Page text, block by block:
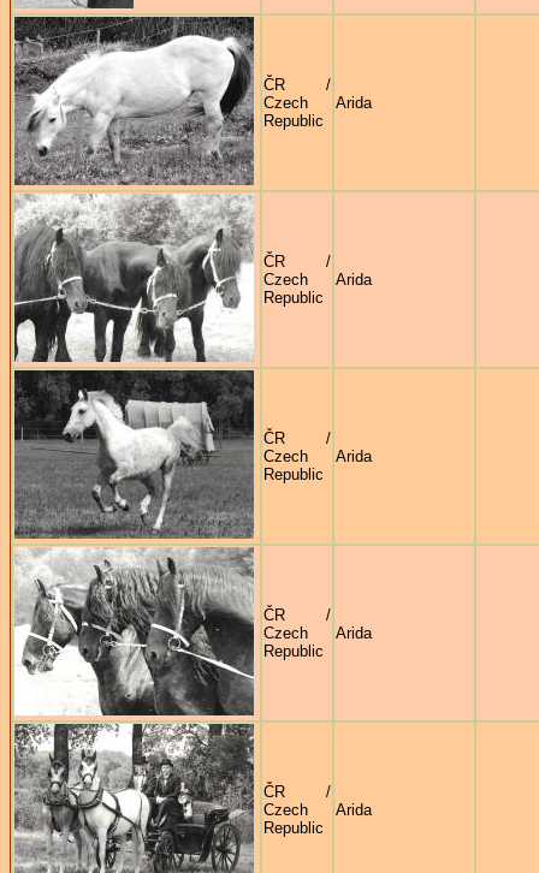
ČR /
Czech
Republic
Arida
ČR /
Czech
Republic
Arida
ČR /
Czech
Republic
Arida
ČR /
Czech
Republic
Arida
ČR /
Czech
Republic
Arida